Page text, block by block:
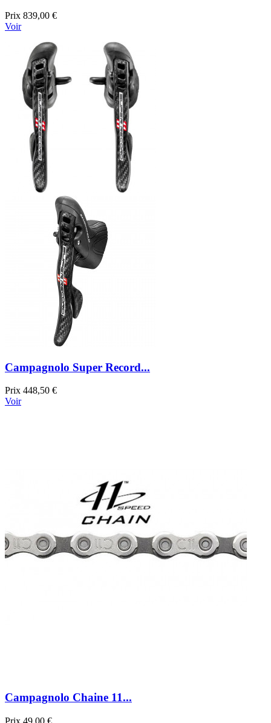
Prix 839,00 €
Voir
Campagnolo Super Record...
Prix 448,50 €
Voir
Campagnolo Chaine 11...
Prix 49,00 €